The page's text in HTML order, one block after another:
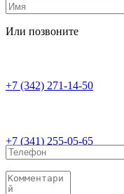
Или позвоните
+7 (342) 271-14-50
+7 (341) 255-05-65